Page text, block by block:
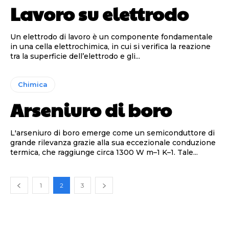
Lavoro su elettrodo
Un elettrodo di lavoro è un componente fondamentale
in una cella elettrochimica, in cui si verifica la reazione
tra la superficie dell’elettrodo e gli...
Chimica
Arseniuro di boro
L'arseniuro di boro emerge come un semiconduttore di
grande rilevanza grazie alla sua eccezionale conduzione
termica, che raggiunge circa 1300 W m–1 K–1. Tale...
1 2 3